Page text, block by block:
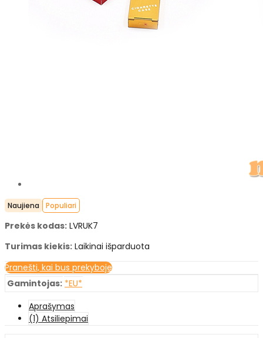
Naujiena Populiari
Prekės kodas: LVRUK7
Turimas kiekis: Laikinai išparduota
Pranešti, kai bus prekyboje
Gamintojas: *EU*
Aprašymas
(1) Atsiliepimai